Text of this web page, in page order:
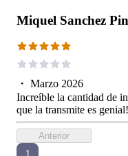
Miquel Sanchez
・ Marzo 2026
Increíble la cantidad de
que la transmite es
Anterior
1